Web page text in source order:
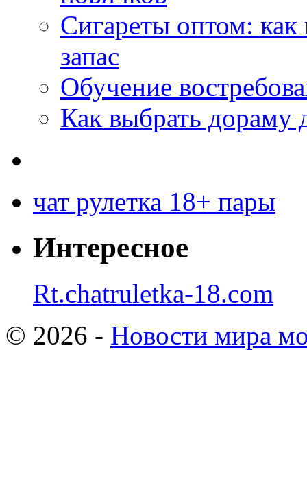
Сигареты оптом:
запас
Обучение
Как выбрать дораму
чат рулетка 18+ пары
Интересное
Rt.chatruletka-18.com
© 2026 - Новости мира